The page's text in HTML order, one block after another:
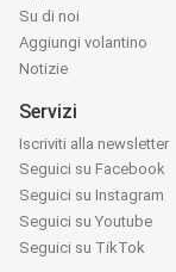
Su di noi
Aggiungi volantino
Notizie
Servizi
Iscriviti alla newsletter
Seguici su Facebook
Seguici su Instagram
Seguici su Youtube
Seguici su TikTok